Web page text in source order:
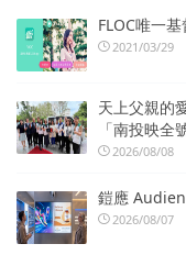
FLOC唯一
2021/03/29
天上父親的
「南投映全
2026/08/08
鎧應
2026/08/07